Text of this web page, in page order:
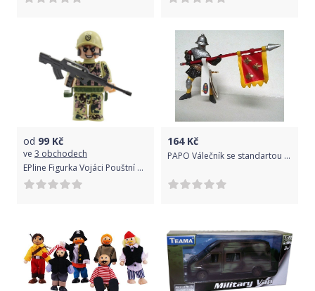
od 99 Kč
ve 3 obchodech
EPline Figurka Vojáci Pouštní bouře Wildcat F
164Kč
PAPO Válečník se standartou červený